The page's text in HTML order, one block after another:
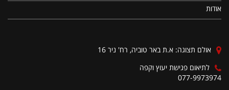
אודות
אולם תצוגה: א.ת באר טוביה, רח' ניר 16
לתיאום פגישת יעוץ וקפה
077-9973974